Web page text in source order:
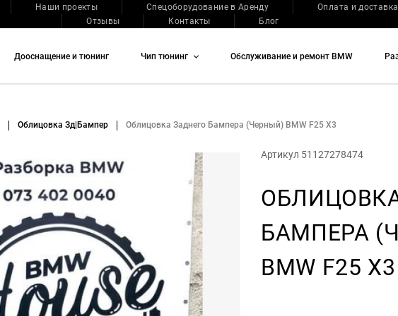
Наши проекты Спецоборудование в Аренду
Оплата и доставка
Отзывы
Контакты Блог
Дооснащение и тюнинг Чип тюнинг Обслуживание и ремонт BMW
Облицовка Зд|Бампер Облицовка Заднего Бампера (Черный) BMW F25 X3
Артикул 51127278474
БАМПЕРА
BMW F25 X3